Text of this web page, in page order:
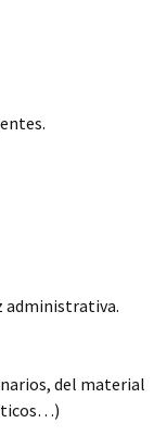
administrativa.
del material